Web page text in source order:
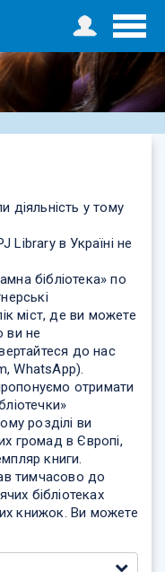
діяльність у тому
Library в Україні не
бібліотека» по
міст, де ви можете
ви не
до нас
WhatsApp).
отримати
розділі ви
громад в Європі,
книги.
тимчасово до
бібліотеках
книжок. Ви можете